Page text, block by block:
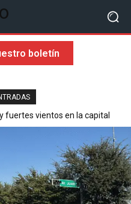
boletín
fuertes vientos en la capital
2026: sorpresas, heroísmos y
dolorosas